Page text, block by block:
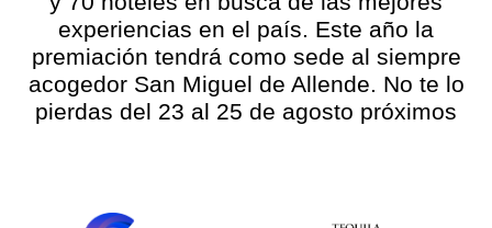
experiencias en el país. Este año la
premiación tendrá como sede al siempre
acogedor San Miguel de Allende. No te lo
pierdas del 23 al 25 de agosto próximos